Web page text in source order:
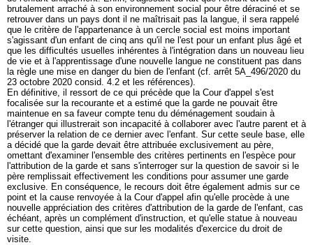
brutalement arraché à son environnement social pour être déraciné et se
retrouver dans un pays dont il ne maîtrisait pas la langue, il sera rappelé
que le critère de l'appartenance à un cercle social est moins important
s'agissant d'un enfant de cinq ans qu'il ne l'est pour un enfant plus âgé et
que les difficultés usuelles inhérentes à l'intégration dans un nouveau lieu
de vie et à l'apprentissage d'une nouvelle langue ne constituent pas dans
la règle une mise en danger du bien de l'enfant (cf. arrêt 5A_496/2020 du
23 octobre 2020 consid. 4.2 et les références).
En définitive, il ressort de ce qui précède que la Cour d'appel s'est
focalisée sur la recourante et a estimé que la garde ne pouvait être
maintenue en sa faveur compte tenu du déménagement soudain à
l'étranger qui illustrerait son incapacité à collaborer avec l'autre parent et à
préserver la relation de ce dernier avec l'enfant. Sur cette seule base, elle
a décidé que la garde devait être attribuée exclusivement au père,
omettant d'examiner l'ensemble des critères pertinents en l'espèce pour
l'attribution de la garde et sans s'interroger sur la question de savoir si le
père remplissait effectivement les conditions pour assumer une garde
exclusive. En conséquence, le recours doit être également admis sur ce
point et la cause renvoyée à la Cour d'appel afin qu'elle procède à une
nouvelle appréciation des critères d'attribution de la garde de l'enfant, cas
échéant, après un complément d'instruction, et qu'elle statue à nouveau
sur cette question, ainsi que sur les modalités d'exercice du droit de
visite.